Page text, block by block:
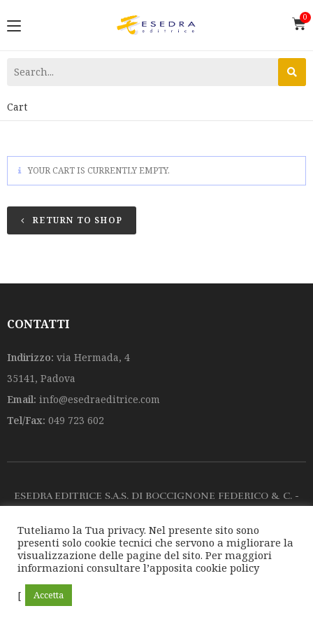
Cart
YOUR CART IS CURRENTLY EMPTY.
RETURN TO SHOP
CONTATTI
Indirizzo: via Hermada, 4
35141, Padova
Email: info@esedraeditrice.com
Tel/Fax: 049 723 602
ESEDRA EDITRICE S.A.S. DI BOCCIGNONE FEDERICO & C. -
00125910281 tel/fax 049.723602
Tuteliamo la Tua privacy. Nel presente sito sono
presenti solo cookie tecnici che servono a migliorare la
visualizzazione delle pagine del sito. Per maggiori
informazioni consultare l’apposita cookie policy
[
Accetta